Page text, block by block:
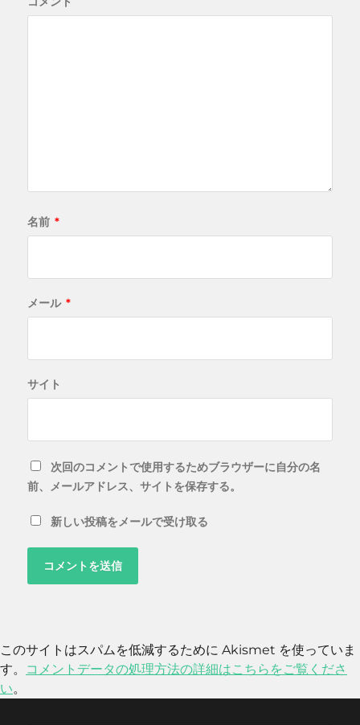
名前 *
メール *
サイト
次回のコメントで使用するためブラウザーに自分の名
前、メールアドレス、サイトを保存する。
新しい投稿をメールで受け取る
このサイトはスパムを低減するために Akismet を使っていま
す。
コメントデータの処理方法の詳細はこちらをご覧くださ
い。